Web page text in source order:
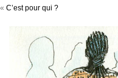
« C’est pour qui ?